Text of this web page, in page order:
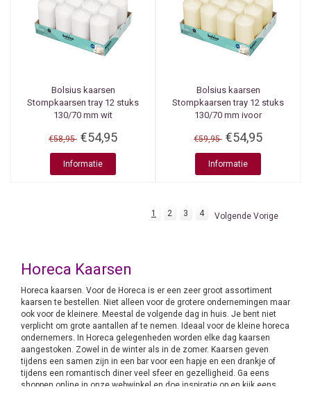
Bolsius kaarsen
Stompkaarsen tray 12 stuks
130/70 mm wit
€58,95 €54,95
Informatie
Bolsius kaarsen
Stompkaarsen tray 12 stuks
130/70 mm ivoor
€59,95 €54,95
Informatie
1 2 3 4 Volgende Vorige
Horeca Kaarsen
Horeca kaarsen. Voor de Horeca is er een zeer groot assortiment
kaarsen te bestellen. Niet alleen voor de grotere ondernemingen maar
ook voor de kleinere. Meestal de volgende dag in huis. Je bent niet
verplicht om grote aantallen af te nemen. Ideaal voor de kleine horeca
ondernemers. In Horeca gelegenheden worden elke dag kaarsen
aangestoken. Zowel in de winter als in de zomer. Kaarsen geven
tijdens een samen zijn in een bar voor een hapje en een drankje of
tijdens een romantisch diner veel sfeer en gezelligheid. Ga eens
shoppen online in onze webwinkel en doe inspiratie op en kijk eens